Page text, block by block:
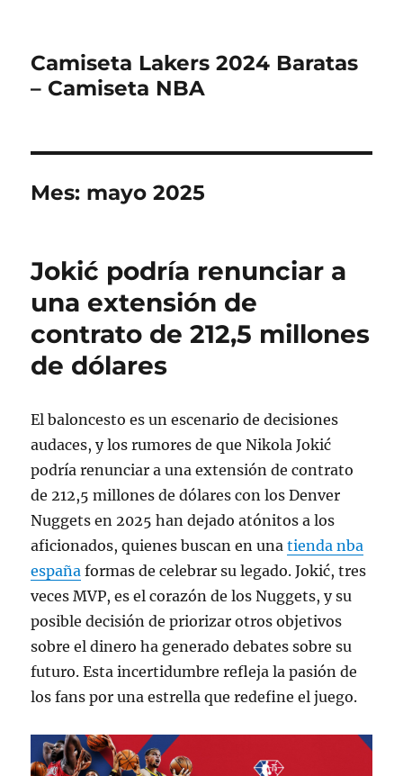
Camiseta Lakers 2024 Baratas
– Camiseta NBA
Mes: mayo 2025
Jokić podría renunciar a
una extensión de
contrato de 212,5 millones
de dólares
El baloncesto es un escenario de decisiones
audaces, y los rumores de que Nikola Jokić
podría renunciar a una extensión de contrato
de 212,5 millones de dólares con los Denver
Nuggets en 2025 han dejado atónitos a los
aficionados, quienes buscan en unatienda nba
españa formas de celebrar su legado. Jokić, tres
veces MVP, es el corazón de los Nuggets, y su
posible decisión de priorizar otros objetivos
sobre el dinero ha generado debates sobre su
futuro. Esta incertidumbre refleja la pasión de
los fans por una estrella que redefine el juego.